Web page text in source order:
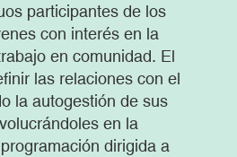
participantes de los
con interés en la
en comunidad. El
las relaciones con el
la autogestión de sus
en la
dirigida a